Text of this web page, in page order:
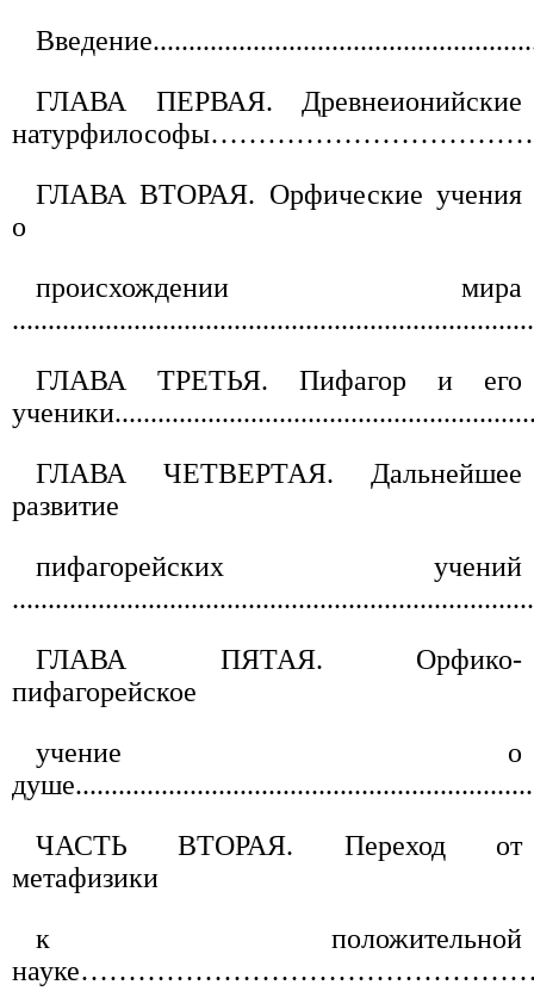
ГЛАВА ПЕРВАЯ. Древнеионийские
ГЛАВА ВТОРАЯ. Орфические учения
о
происхождении мира
ГЛАВА ТРЕТЬЯ. Пифагор и его
ГЛАВА ЧЕТВЕРТАЯ. Дальнейшее
развитие
пифагорейских учений
ГЛАВА ПЯТАЯ. Орфико-
пифагорейское
учение о
ЧАСТЬ ВТОРАЯ. Переход от
метафизики
к положительной